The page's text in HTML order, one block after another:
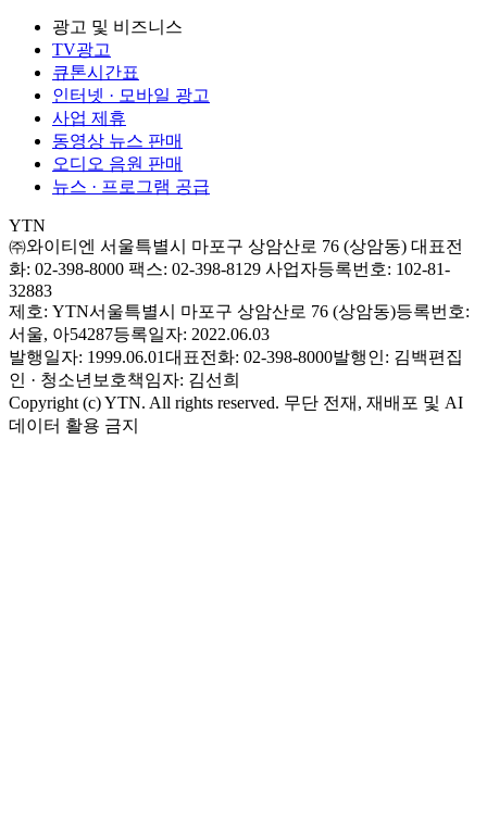
광고 및 비즈니스
TV광고
큐톤시간표
인터넷 · 모바일 광고
사업 제휴
동영상 뉴스 판매
오디오 음원 판매
뉴스 · 프로그램 공급
YTN
㈜와이티엔 서울특별시 마포구 상암산로 76 (상암동) 대표전
화: 02-398-8000 팩스: 02-398-8129 사업자등록번호: 102-81-
32883
제호: YTN서울특별시 마포구 상암산로 76 (상암동)등록번호:
서울, 아54287등록일자: 2022.06.03
발행일자: 1999.06.01대표전화: 02-398-8000발행인: 김백편집
인 · 청소년보호책임자: 김선희
Copyright (c) YTN. All rights reserved. 무단 전재, 재배포 및 AI
데이터 활용 금지